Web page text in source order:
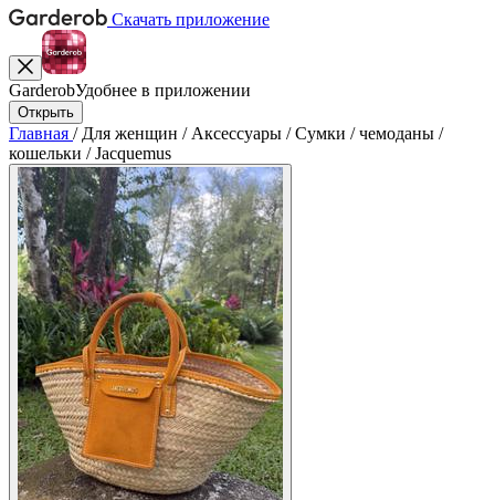
Скачать приложение
GarderobУдобнее в приложении
Открыть
Главная / Для женщин / Аксессуары /Сумки /чемоданы /
кошельки /Jacquemus